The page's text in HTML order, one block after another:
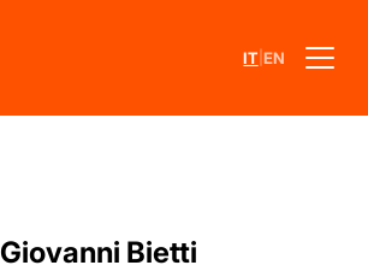
IT EN
Giovanni Bietti